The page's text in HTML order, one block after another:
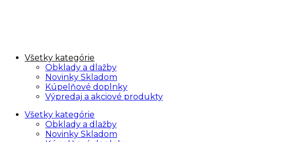
Všetky kategórie
Obklady a dlažby
Novinky Skladom
Kúpelňové doplnky
Výpredaj a akciové produkty
Všetky kategórie
Obklady a dlažby
Novinky Skladom